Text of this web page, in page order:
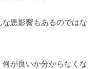
悪影響もあるのではな
が良いか分からなくな